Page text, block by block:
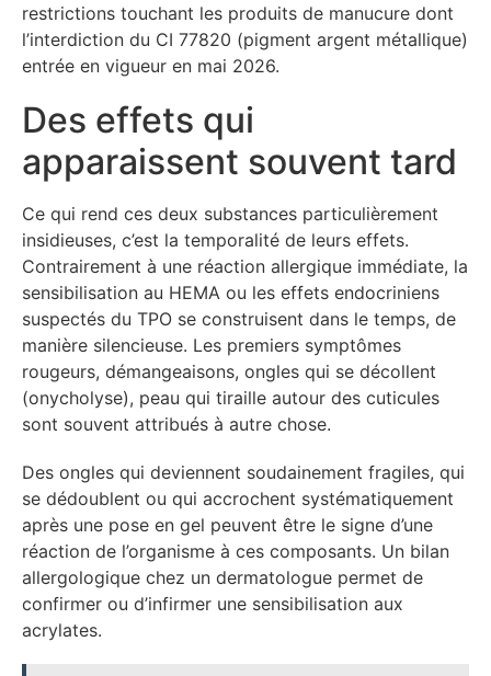
restrictions touchant les produits de manucure dont
l’interdiction du CI 77820 (pigment argent métallique)
entrée en vigueur en mai 2026.
Des effets qui
apparaissent souvent tard
Ce qui rend ces deux substances particulièrement
insidieuses, c’est la temporalité de leurs effets.
Contrairement à une réaction allergique immédiate, la
sensibilisation au HEMA ou les effets endocriniens
suspectés du TPO se construisent dans le temps, de
manière silencieuse. Les premiers symptômes
rougeurs, démangeaisons, ongles qui se décollent
(onycholyse), peau qui tiraille autour des cuticules
sont souvent attribués à autre chose.
Des ongles qui deviennent soudainement fragiles, qui
se dédoublent ou qui accrochent systématiquement
après une pose en gel peuvent être le signe d’une
réaction de l’organisme à ces composants. Un bilan
allergologique chez un dermatologue permet de
confirmer ou d’infirmer une sensibilisation aux
acrylates.